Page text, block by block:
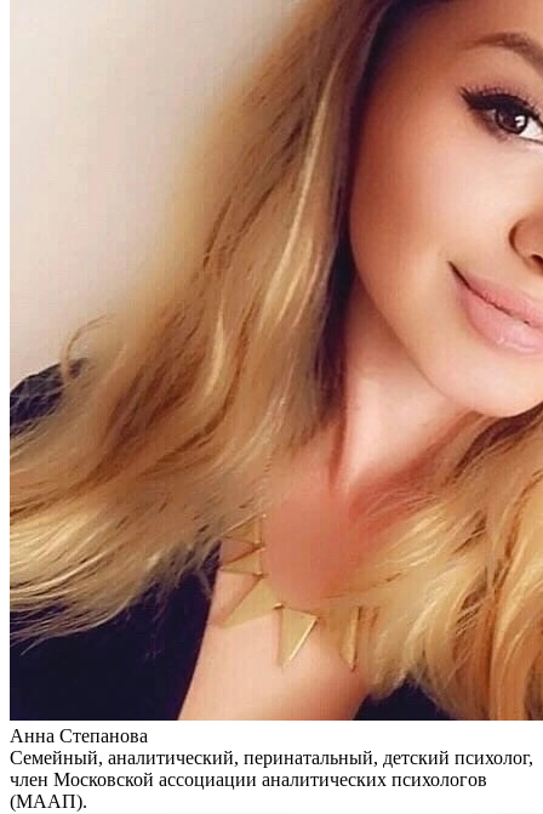
Анна Степанова
Семейный, аналитический, перинатальный, детский психолог,
член Московской ассоциации аналитических психологов
(МААП).